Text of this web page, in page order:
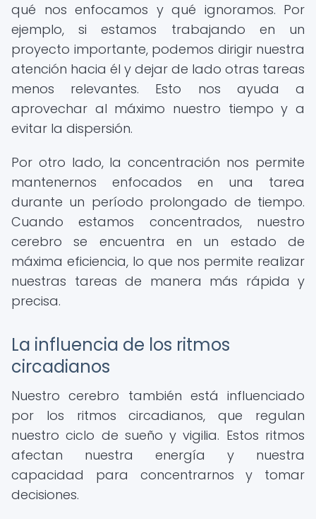
qué nos enfocamos y qué ignoramos. Por
ejemplo, si estamos trabajando en un
proyecto importante, podemos dirigir nuestra
atención hacia él y dejar de lado otras tareas
menos relevantes. Esto nos ayuda a
aprovechar al máximo nuestro tiempo y a
evitar la dispersión.
Por otro lado, la concentración nos permite
mantenernos enfocados en una tarea
durante un período prolongado de tiempo.
Cuando estamos concentrados, nuestro
cerebro se encuentra en un estado de
máxima eficiencia, lo que nos permite realizar
nuestras tareas de manera más rápida y
precisa.
La influencia de los ritmos
circadianos
Nuestro cerebro también está influenciado
por los ritmos circadianos, que regulan
nuestro ciclo de sueño y vigilia. Estos ritmos
afectan nuestra energía y nuestra
capacidad para concentrarnos y tomar
decisiones.